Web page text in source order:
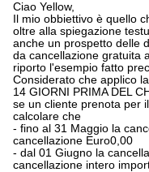
Ciao Yellow,
Il mio obbiettivo è quello
oltre alla spiegazione
anche un prospetto delle
da cancellazione gratuita
riporto l'esempio fatto
Considerato che applico
14 GIORNI PRIMA DEL
se un cliente prenota per
calcolare che
- fino al 31 Maggio la
cancellazione Euro0,00
- dal 01 Giugno la
cancellazione intero